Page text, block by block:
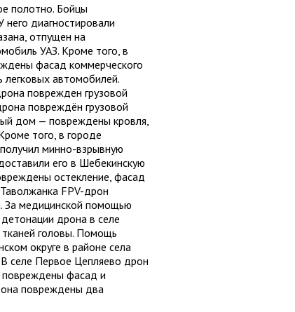
полотно. Бойцы
диагностировали
отпущен на
УАЗ. Кроме того, в
фасад коммерческого
легковых автомобилей.
поврежден грузовой
повреждён грузовой
дом — повреждены кровля,
того, в городе
минно-взрывную
его в Шебекинскую
остекление, фасад
FPV-дрон
За медицинской помощью
дрона в селе
головы. Помощь
округе в районе села
селе Первое Цепляево дрон
повреждены фасад и
повреждены два